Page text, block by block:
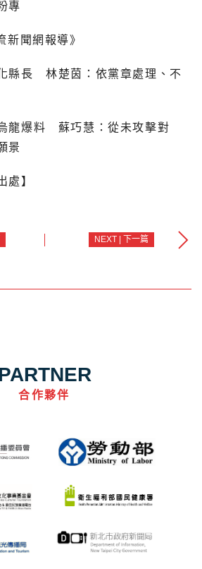
專
新聞網報導》
縣長 林楚茵：依黨章處理、不
龍爆料 蘇巧慧：從未攻擊對
景
處】
NEXT | 下一篇
合作夥伴